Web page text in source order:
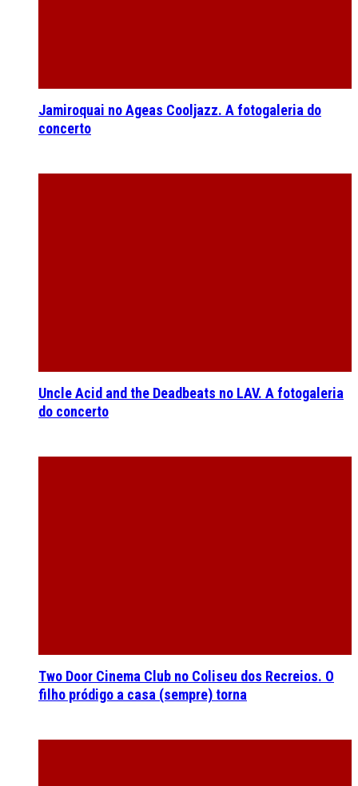
Jamiroquai no Ageas Cooljazz. A fotogaleria do
concerto
Uncle Acid and the Deadbeats no LAV. A fotogaleria
do concerto
Two Door Cinema Club no Coliseu dos Recreios. O
filho pródigo a casa (sempre) torna